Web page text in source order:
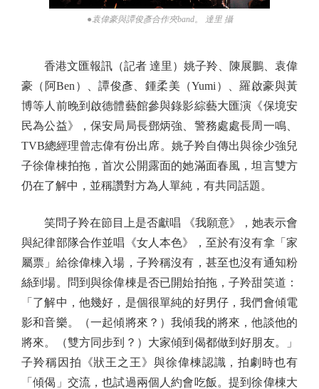
●袁偉豪與譚俊彥合作夾band。 達里 攝
香港文匯報訊（記者 達里）姚子羚、陳展鵬、袁偉
豪（阿Ben）、譚俊彥、鍾柔美（Yumi）、羅啟豪與黃
博等人前晚到啟德體藝館參與錄影綜藝大匯演《保境安
民為公益》，保安局局長鄧炳強、警務處處長周一鳴、
TVB總經理曾志偉有份出席。姚子羚自傳出與徐少強兒
子徐偉棟拍拖，首次公開露面的她滿面春風，坦言雙方
仍在了解中，並稱讚對方為人單純，有共同話題。
笑問子羚在節目上是否獻唱 《我願意》，她表示會
與紀律部隊合作並唱《女人本色》，至於有沒有拿「家
屬票」給徐偉棟入場，子羚稱沒有，甚至也沒有通知粉
絲到場。問到與徐偉棟是否已開始拍拖，子羚甜笑道：
「了解中，他幾好，是個很單純的好男仔，我們會傾電
影和音樂。（一起傾將來？）我傾我的將來，他談他的
將來。（雙方同步到？）大家傾到偈都做到好朋友。」
子羚稱因拍《狀王之王》與徐偉棟認識，拍劇時也有
「傾偈」交流，也試過兩個人約會吃飯。提到徐偉棟大